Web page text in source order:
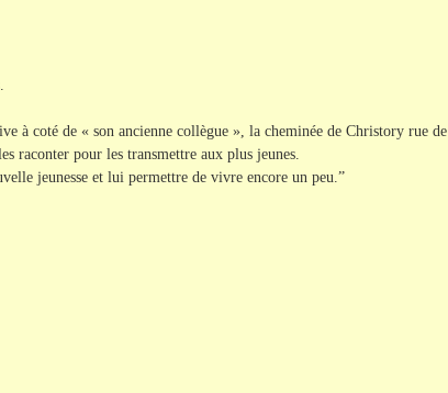
à coté de « son ancienne collègue », la cheminée de Christory rue de
raconter pour les transmettre aux plus jeunes.
jeunesse et lui permettre de vivre encore un peu.”